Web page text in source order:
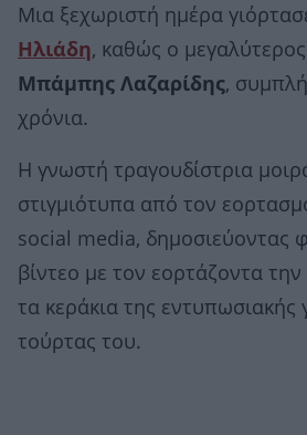
Μια ξεχωριστή ημέρα
Ηλιάδη, καθώς ο μεγαλύτερος
Μπάμπης Λαζαρίδης,
χρόνια.
Η γνωστή τραγουδίστρια
στιγμιότυπα από τον
social media, δημοσιεύοντας
βίντεο με τον εορτάζοντα
τα κεράκια της εντυπωσιακής
τούρτας του.